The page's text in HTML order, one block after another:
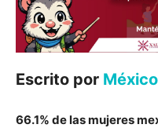
Escrito por
66.1% de las mujeres